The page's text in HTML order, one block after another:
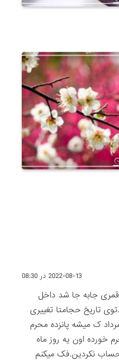
2022-08-13 در 08:30
جابه جا شد داخل
تاریخ حجامتا تغییری
نمیشه؟تاریخ ۲۲ مرداد ک میشه پانزده محرم
شما ۱۴ محرم خورده اون یه روز ماه
نکردین.فک میکنم